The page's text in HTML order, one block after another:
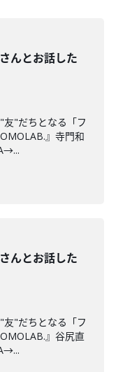
んとお話した
"だちとなる「フ
』寺門和
んとお話した
"だちとなる「フ
』谷尻直